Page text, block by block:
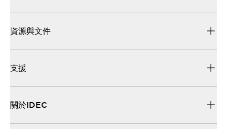
資源與文件
支援
關於IDEC